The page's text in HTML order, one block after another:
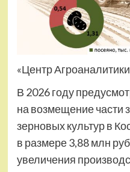
«Центр
В 2026 году
на возмещение части
зерновых культур в
в размере 3,88 млн
увеличения